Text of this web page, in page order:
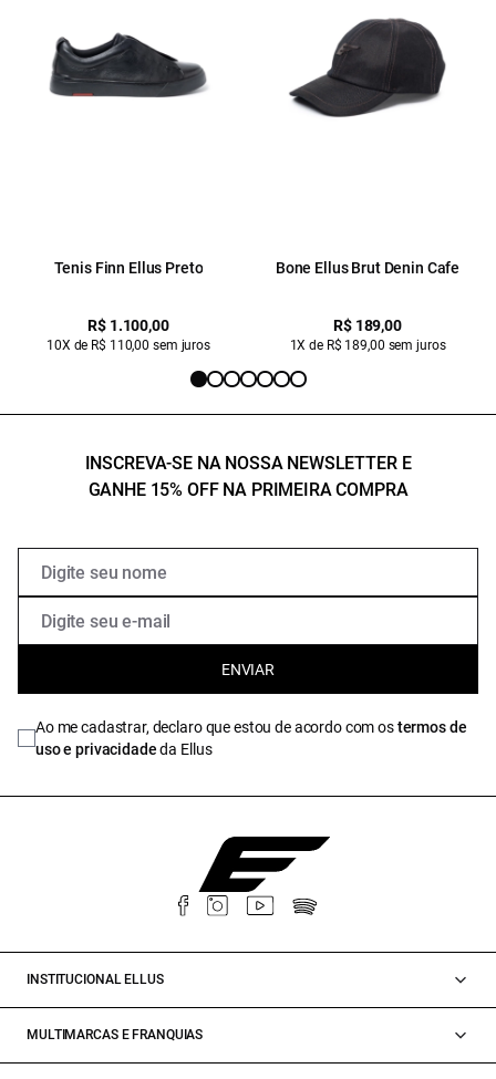
Tenis Finn Ellus Preto
R$ 1.100,00
10X de R$ 110,00 sem juros
Bone Ellus Brut Denin Cafe
R$ 189,00
1X de R$ 189,00 sem juros
INSCREVA-SE NA NOSSA NEWSLETTER E
GANHE 15% OFF NA PRIMEIRA COMPRA
ENVIAR
Ao me cadastrar, declaro que estou de acordo com ostermos de
uso e privacidadeda Ellus
INSTITUCIONAL ELLUS
MULTIMARCAS E FRANQUIAS